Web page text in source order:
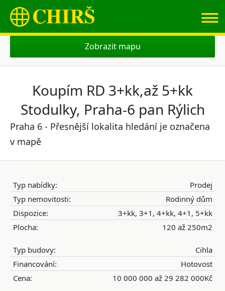
≡
Zobrazit mapu
Koupím RD 3+kk,až 5+kk
Stodulky, Praha-6 pan Rýlich
Praha 6 - Přesnější lokalita hledání je označena
v mapě
Typ nabídky:
Prodej
Typ nemovitosti:
Rodinný dům
Dispozice:
3+kk, 3+1, 4+kk, 4+1, 5+kk
Plocha:
120 až 250m2
Typ budovy:
Cihla
Financování:
Hotovost
Cena:
10 000 000 až 29 282 000Kč